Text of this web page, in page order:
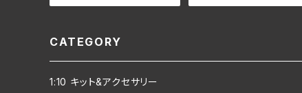
CATEGORY
1:10 キット&アクセサリー